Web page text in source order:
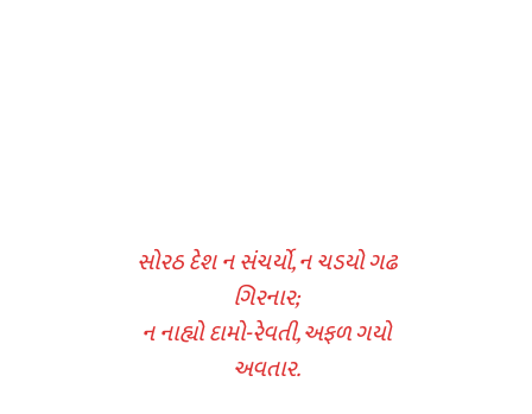
સોરઠ દેશ ન સંચર્યો, ન ચડયો ગઢ
ગિરનાર;
ન નાહ્યો દામો-રેવતી, અફળ ગયો
અવતાર.